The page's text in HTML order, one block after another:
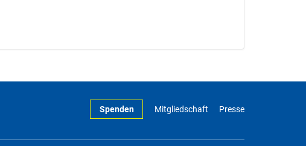
Spenden Mitgliedschaft Presse